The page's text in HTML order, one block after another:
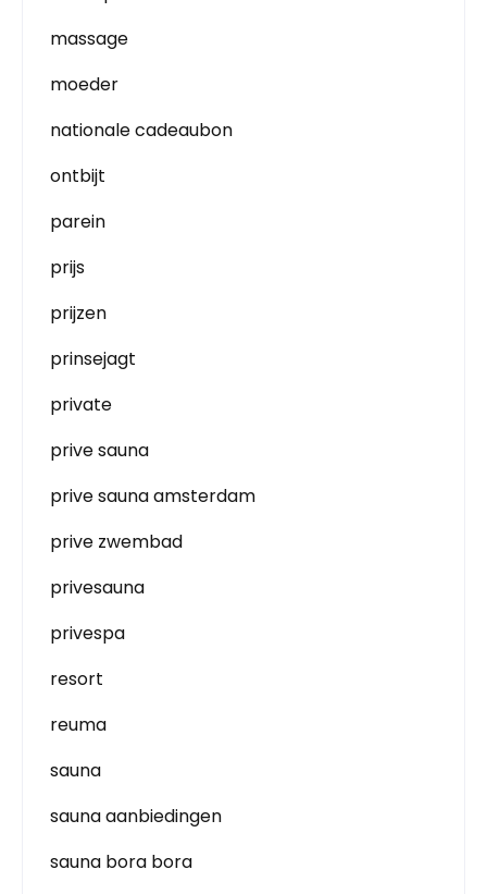
massage
moeder
nationale cadeaubon
ontbijt
parein
prijs
prijzen
prinsejagt
private
prive sauna
prive sauna amsterdam
prive zwembad
privesauna
privespa
resort
reuma
sauna
sauna aanbiedingen
sauna bora bora